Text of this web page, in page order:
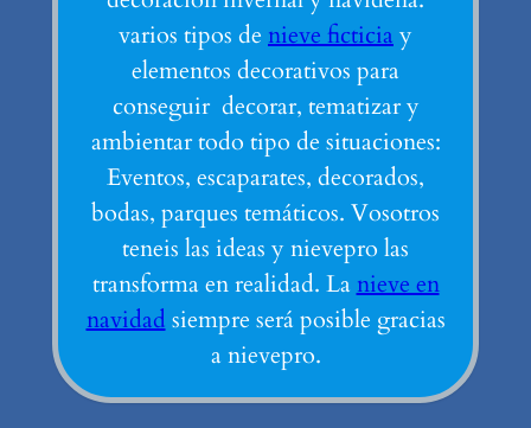
varios tipos de nieve ficticia y
elementos decorativos para
conseguir decorar, tematizar y
ambientar todo tipo de situaciones:
Eventos, escaparates, decorados,
bodas, parques temáticos. Vosotros
teneis las ideas y nievepro las
transforma en realidad. La nieve en
navidad siempre será posible gracias
a nievepro.